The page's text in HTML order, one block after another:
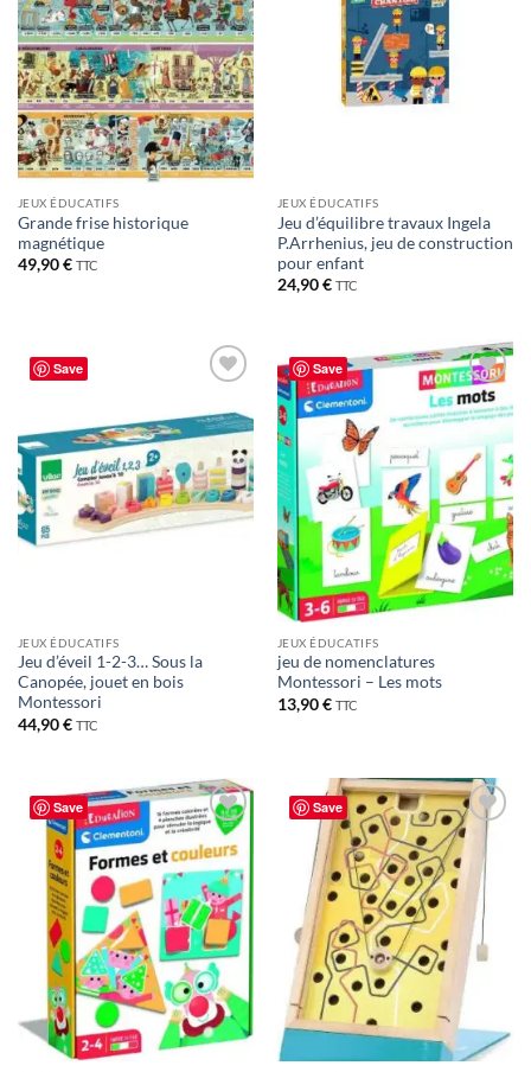
JEUX ÉDUCATIFS
Grande frise historique
magnétique
49,90€ TTC
JEUX ÉDUCATIFS
Jeu d’équilibre travaux Ingela
P.Arrhenius, jeu de construction
pour enfant
24,90€ TTC
Save
JEUX ÉDUCATIFS
Jeu d’éveil 1-2-3… Sous la
Canopée, jouet en bois
Montessori
44,90€ TTC
Save
JEUX ÉDUCATIFS
jeu de nomenclatures
Montessori – Les mots
13,90€ TTC
Save Save